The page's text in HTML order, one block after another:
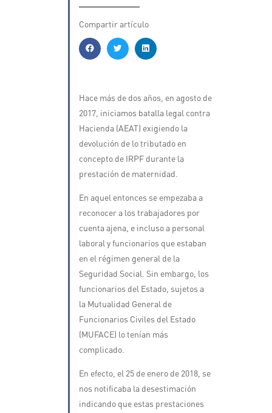
Compartir artículo
Hace más de dos años, en agosto de
2017, iniciamos batalla legal contra
Hacienda (AEAT) exigiendo la
devolución de lo tributado en
concepto de IRPF durante la
prestación de maternidad.
En aquel entonces se empezaba a
reconocer a los trabajadores por
cuenta ajena, e incluso a personal
laboral y funcionarios que estaban
en el régimen general de la
Seguridad Social. Sin embargo, los
funcionarios del Estado, sujetos a
la Mutualidad General de
Funcionarios Civiles del Estado
(MUFACE) lo tenían más
complicado.
En efecto, el 25 de enero de 2018, se
nos notificaba la desestimación
indicando que estas prestaciones